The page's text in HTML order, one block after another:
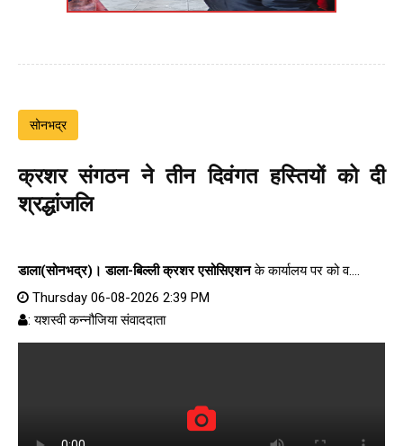
सोनभद्र
क्रशर संगठन ने तीन दिवंगत हस्तियों को दी
श्रद्धांजलि
डाला(सोनभद्र)। डाला-बिल्ली क्रशर एसोसिएशनके कार्यालय पर को व....
Thursday 06-08-2026 2:39 PM
: यशस्वी कन्नौजिया संवाददाता